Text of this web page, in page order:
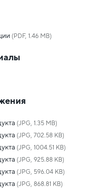
(PDF, 1.46 MB)
(JPG, 1.35 MB)
(JPG, 702.58 KB)
(JPG, 1004.51 KB)
(JPG, 925.88 KB)
(JPG, 596.04 KB)
(JPG, 868.81 KB)